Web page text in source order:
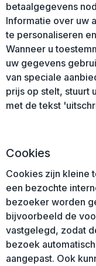
betaalgegevens
Informatie over uw
te personaliseren
Wanneer u
uw gegevens
van speciale
prijs op stelt, stuurt
met de tekst
Cookies
Cookies zijn kleine
een bezochte
bezoeker worden
bijvoorbeeld de
vastgelegd, zodat
bezoek
aangepast. Ook